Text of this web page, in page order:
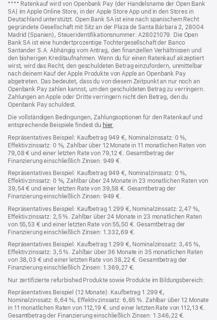
Fußnote
**** Ratenkauf wird von Openbank Pay (der Handelsname der Open Bank
SA) im Apple Online Store, in der Apple Store App und in den Stores in
Deutschland unterstützt. Open Bank SA ist eine nach spanischem Recht
gegründete Gesellschaft mit Sitz an der Plaza de Santa Bárbara 2, 28004
Madrid (Spanien), Steueridentifikationsnummer: A28021079. Die Open
Bank SA ist eine hundertprozentige Tochtergesellschaft der Banco
Santander S.A. Abhängig vom Antrag, den finanziellen Verhältnissen und
den bisherigen Kreditaufnahmen. Wenn du für einen Ratenkauf akzeptiert
wirst, wird das Recht, den geschuldeten Betrag einzufordern, unmittelbar
nach deinem Kauf der Apple Produkte von Apple an Openbank Pay
abgetreten. Das bedeutet, dass du von diesem Zeitpunkt an nur noch an
Openbank Pay zahlen kannst, um den geschuldeten Betrag zu verringern.
Zahlungen an Apple oder Dritte verringern nicht den Betrag, den du
Openbank Pay schuldest.
Die vollständigen Bedingungen, Zahlungsoptionen für den Ratenkauf und
entsprechende Beispiele findest du hier(Öffnet
neues
Fenster)
.
Repräsentatives Beispiel: Kaufbetrag 949 €, Nominalzinssatz: 0 %,
Effektivzinssatz: 0 %, Zahlbar über 12 Monate in 11 monatlichen Raten von
79,08 € und einer letzten Rate von 79,12 €. Gesamtbetrag der
Finanzierung einschließlich Zinsen: 949 €.
Repräsentatives Beispiel: Kaufbetrag 949 €, Nominalzinssatz: 0 %,
Effektivzinssatz: 0 %, Zahlbar über 24 Monate in 23 monatlichen Raten von
39,54 € und einer letzten Rate von 39,58 €. Gesamtbetrag der
Finanzierung einschließlich Zinsen: 949 €.
Repräsentatives Beispiel: Kaufbetrag 1.299 €, Nominalzinssatz: 2,47 %,
Effektivzinssatz: 2,5 %. Zahlbar über 24 Monate in 23 monatlichen Raten
von 55,53 € und einer letzten Rate von 55,50 €. Gesamtbetrag der
Finanzierung einschließlich Zinsen: 1.332,69 €.
Repräsentatives Beispiel: Kaufbetrag 1.299 €, Nominalzinssatz: 3,45 %,
Effektivzinssatz: 3,5 %. Zahlbar über 36 Monate in 35 monatlichen Raten
von 38,03 € und einer letzten Rate von 38,22 €. Gesamtbetrag der
Finanzierung einschließlich Zinsen: 1.369,27 €.
Nur zertifizierte refurbished Produkte sowie Produkte im Bildungsbereich:
Repräsentatives Beispiel (12 Monate): Kaufbetrag 1.299 €,
Nominalzinssatz: 6,64 %, Effektivzinssatz: 6,85 %. Zahlbar über 12 Monate
in 11 monatlichen Raten von 112,19 €. und einer letzten Rate von 112,13 €.
Gesamtbetrag der Finanzierung einschließlich Zinsen: 1.346,22 €.